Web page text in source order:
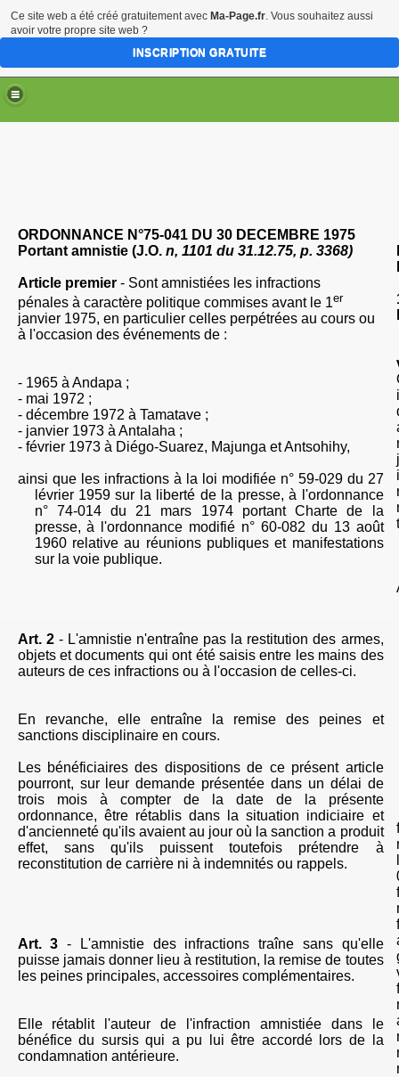
ORDONNANCE N°75-041 DU 30 DECEMBRE 1975
Portant amnistie (J.O. n, 1101 du 31.12.75, p. 3368)
Article premier- Sont amnistiées les infractions
pénales à caractère politique commises avant le 1er
janvier 1975, en particulier celles perpétrées au cours ou
à l'occasion des événements de :
- 1965 à Andapa ;
- mai 1972 ;
- décembre 1972 à Tamatave ;
- janvier 1973 à Antalaha ;
- février 1973 à Diégo-Suarez, Majunga et Antsohihy,
ainsi que les infractions à la loi modifiée n° 59-029 du 27
lévrier 1959 sur la liberté de la presse, à l'ordonnance
n° 74-014 du 21 mars 1974 portant Charte de la
presse, à l'ordonnance modifié n° 60-082 du 13 août
1960 relative au réunions publiques et manifestations
sur la voie publique.
Art. 2- L'amnistie n'entraîne pas la restitution des armes,
objets et documents qui ont été saisis entre les mains des
auteurs de ces infractions ou à l'occasion de celles-ci.
En revanche, elle entraîne la remise des peines et
sanctions disciplinaire en cours.
Les bénéficiaires des dispositions de ce présent article
pourront, sur leur demande présentée dans un délai de
trois mois à compter de la date de la présente
ordonnance, être rétablis dans la situation indiciaire et
d'ancienneté qu'ils avaient au jour où la sanction a produit
effet,
sans qu'ils puissent toutefois prétendre à
reconstitution de carrière ni à indemnités ou rappels.
Art. 3 - L'amnistie des infractions traîne sans qu'elle
puisse jamais donner lieu à restitution, la remise de toutes
les peines principales, accessoires complémentaires.
Elle rétablit l'auteur de l'infraction amnistiée dans le
bénéfice du sursis qui a pu lui être accordé lors de la
condamnation antérieure.
Ce site web a été créé gratuitement avec Ma-Page.fr. Vous souhaitez aussi
avoir votre propre site web ?
INSCRIPTION GRATUITE